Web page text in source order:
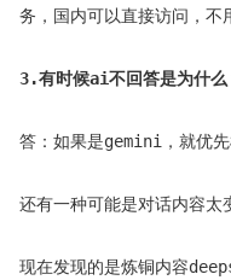
务，国内可以直接访问，不
3.有时候ai不回答是为什么
答：如果是gemini，就优先
还有一种可能是对话内容太
现在发现的是炼铜内容